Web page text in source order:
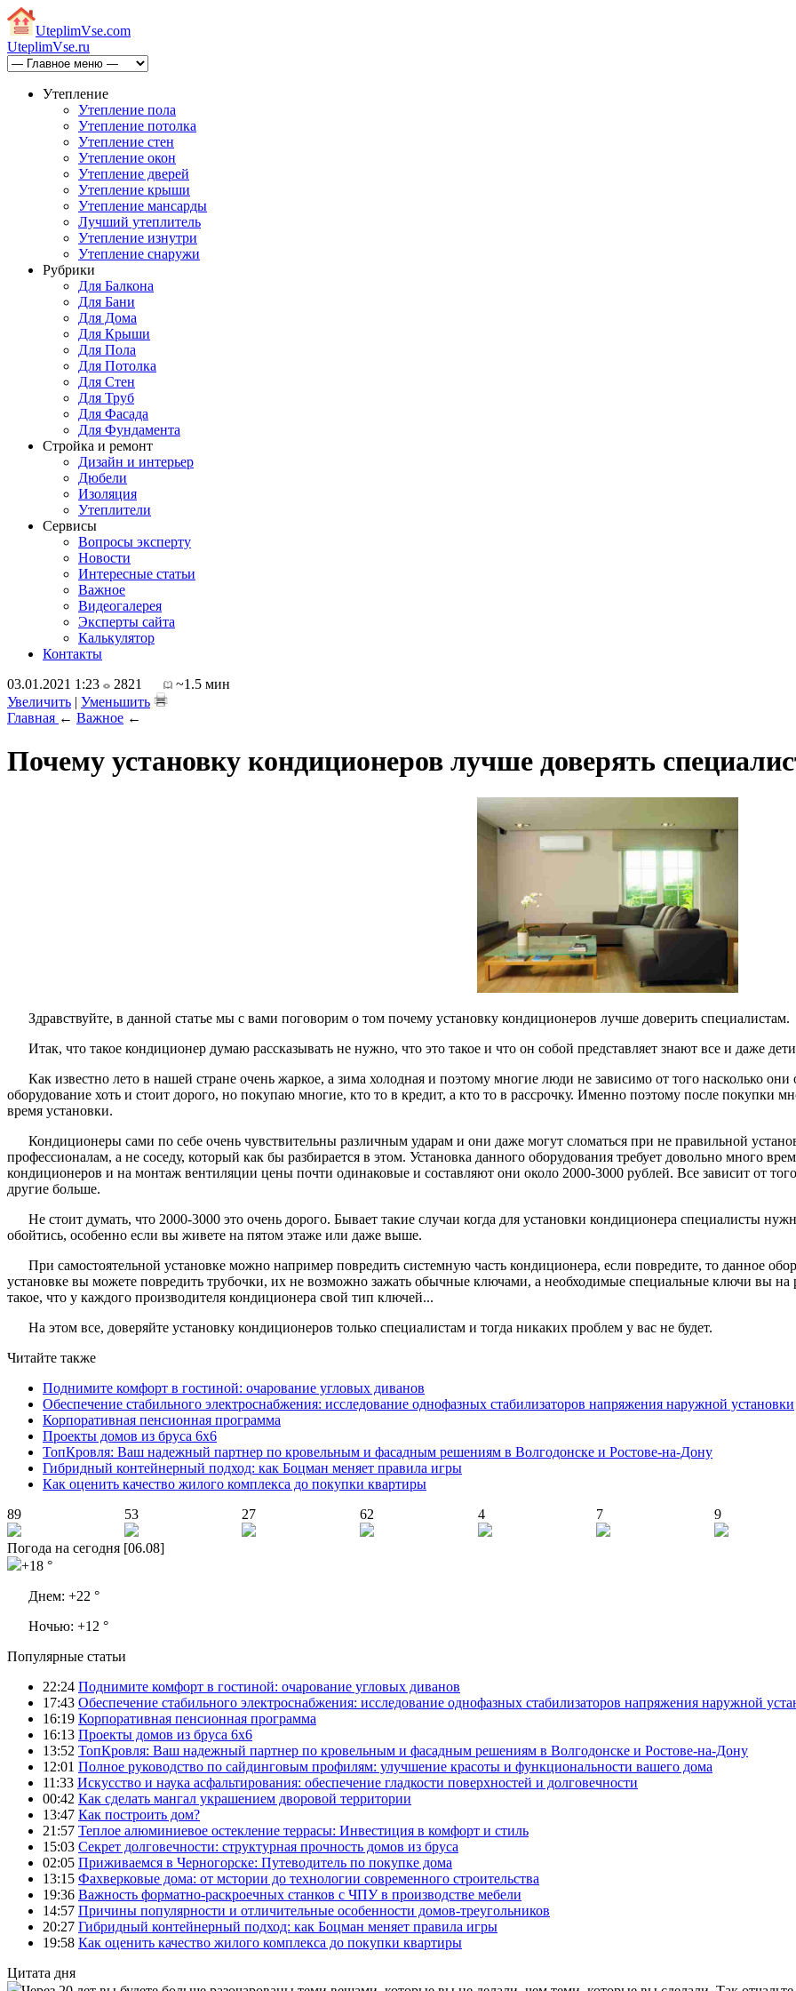
UteplimVse.com
UteplimVse.ru
Утепление
Утепление пола
Утепление потолка
Утепление стен
Утепление окон
Утепление дверей
Утепление крыши
Утепление мансарды
Лучший утеплитель
Утепление изнутри
Утепление снаружи
Рубрики
Для Балкона
Для Бани
Для Дома
Для Крыши
Для Пола
Для Потолка
Для Стен
Для Труб
Для Фасада
Для Фундамента
Стройка и ремонт
Дизайн и интерьер
Дюбели
Изоляция
Утеплители
Сервисы
Вопросы эксперту
Новости
Интересные статьи
Важное
Видеогалерея
Эксперты сайта
Калькулятор
Контакты
03.01.2021 1:23
2821
~1.5 мин
Увеличить | Уменьшить
Главная ← Важное ←
Почему установку кондиционеров лучше доверять
Здравствуйте, в данной статье мы с вами поговорим о том почему установку кондиционеров лучше доверить специалистам.
Итак, что такое кондиционер думаю рассказывать не нужно, что это такое и что он собой представляет знают все и даже
Как известно лето в нашей стране очень жаркое, а зима холодная и поэтому многие люди не зависимо от того насколько
оборудование хоть и стоит дорого, но покупаю многие, кто то в кредит, а кто то в рассрочку. Именно поэтому после покупки
время установки.
Кондиционеры сами по себе очень чувствительны различным ударам и они даже могут сломаться при не правильной
профессионалам, а не соседу, который как бы разбирается в этом. Установка данного оборудования требует довольно много
кондиционеров и на монтаж вентиляции цены почти одинаковые и составляют они около 2000-3000 рублей. Все зависит от
другие больше.
Не стоит думать, что 2000-3000 это очень дорого. Бывает такие случаи когда для установки кондиционера специалисты
обойтись, особенно если вы живете на пятом этаже или даже выше.
При самостоятельной установке можно например повредить системную часть кондиционера, если повредите, то данное
установке вы можете повредить трубочки, их не возможно зажать обычные ключами, а необходимые специальные ключи вы на
такое, что у каждого производителя кондиционера свой тип ключей...
На этом все, доверяйте установку кондиционеров только специалистам и тогда никаких проблем у вас не будет.
Читайте также
Поднимите комфорт в гостиной: очарование угловых диванов
Обеспечение стабильного электроснабжения: исследование однофазных стабилизаторов напряжения наружной установки
Корпоративная пенсионная программа
Проекты домов из бруса 6х6
ТопКровля: Ваш надежный партнер по кровельным и фасадным решениям в Волгодонске и Ростове-на-Дону
Гибридный контейнерный подход: как Боцман меняет правила игры
Как оценить качество жилого комплекса до покупки квартиры
89
53 27 62 4 7 9
Погода на сегодня [06.08]
+18 °
Днем: +22 °
Ночью: +12 °
Популярные статьи
22:24 Поднимите комфорт в гостиной: очарование угловых диванов
17:43 Обеспечение стабильного электроснабжения: исследование однофазных стабилизаторов напряжения наружной
16:19 Корпоративная пенсионная программа
16:13 Проекты домов из бруса 6х6
13:52 ТопКровля: Ваш надежный партнер по кровельным и фасадным решениям в Волгодонске и Ростове-на-Дону
12:01 Полное руководство по сайдинговым профилям: улучшение красоты и функциональности вашего дома
11:33 Искусство и наука асфальтирования: обеспечение гладкости поверхностей и долговечности
00:42 Как сделать мангал украшением дворовой территории
13:47 Как построить дом?
21:57 Теплое алюминиевое остекление террасы: Инвестиция в комфорт и стиль
15:03 Секрет долговечности: структурная прочность домов из бруса
02:05 Приживаемся в Черногорске: Путеводитель по покупке дома
13:15 Фахверковые дома: от мстории до технологии современного строительства
19:36 Важность форматно-раскроечных станков с ЧПУ в производстве мебели
14:57 Причины популярности и отличительные особенности домов-треугольников
20:27 Гибридный контейнерный подход: как Боцман меняет правила игры
19:58 Как оценить качество жилого комплекса до покупки квартиры
Цитата дня